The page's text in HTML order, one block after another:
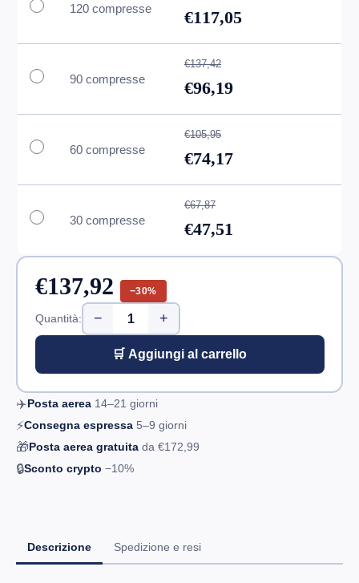
120 compresse €117,05
90 compresse
€137,42
€96,19
60 compresse
€105,95
€74,17
30 compresse
€67,87
€47,51
€137,92 −30%
Quantità: − +
🛒 Aggiungi al carrello
✈️Posta aerea 14–21 giorni
⚡Consegna espressa 5–9 giorni
🎁Posta aerea gratuita da €172,99
🔒Sconto crypto −10%
Descrizione Spedizione e resi